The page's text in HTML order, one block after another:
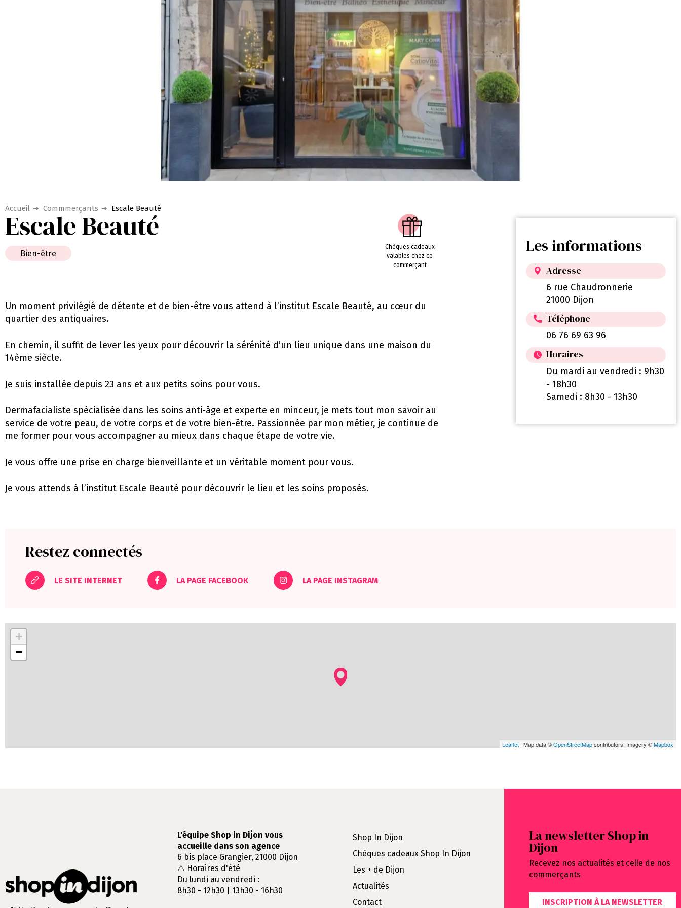
Accueil Commmerçants Escale Beauté
Escale Beauté
Bien-être
Chèques cadeaux
valables chez ce
commerçant
Un moment privilégié de détente et de bien-être vous attend à l’institut Escale Beauté, au cœur du
quartier des antiquaires.
En chemin, il suffit de lever les yeux pour découvrir la sérénité d’un lieu unique dans une maison du
14ème siècle.
Je suis installée depuis 23 ans et aux petits soins pour vous.
Dermafacialiste spécialisée dans les soins anti-âge et experte en minceur, je mets tout mon savoir au
service de votre peau, de votre corps et de votre bien-être. Passionnée par mon métier, je continue de
me former pour vous accompagner au mieux dans chaque étape de votre vie.
Je vous offre une prise en charge bienveillante et un véritable moment pour vous.
Je vous attends à l’institut Escale Beauté pour découvrir le lieu et les soins proposés.
Les informations
Adresse
6 rue Chaudronnerie
21000 Dijon
Téléphone
06 76 69 63 96
Horaires
Du mardi au vendredi : 9h30
- 18h30
Samedi : 8h30 - 13h30
Restez connectés
LE SITE INTERNET LA PAGE FACEBOOK LA PAGE INSTAGRAM
+
−
Leaflet | Map data ©OpenStreetMapcontributors, Imagery ©Mapbox
L'équipe Shop in Dijon vous
accueille dans son agence
6 bis place Grangier, 21000 Dijon
⚠️ Horaires d'été
Du lundi au vendredi :
8h30 - 12h30 | 13h30 - 16h30
Shop In Dijon
Chèques cadeaux Shop In Dijon
Les + de Dijon
Actualités
Contact
La newsletter Shop in
Dijon
Recevez nos actualités et celle de nos
commerçants
INSCRIPTION À LA NEWSLETTER